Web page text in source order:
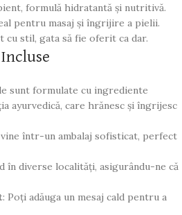
formulă hidratantă și nutritivă.
pentru masaj și îngrijire a pielii.
cu stil, gata să fie oferit ca dar.
sunt formulate cu ingrediente
ayurvedică, care hrănesc și îngrijesc
într-un ambalaj sofisticat, perfect
în diverse localități, asigurându-ne că
: Poți adăuga un mesaj cald pentru a